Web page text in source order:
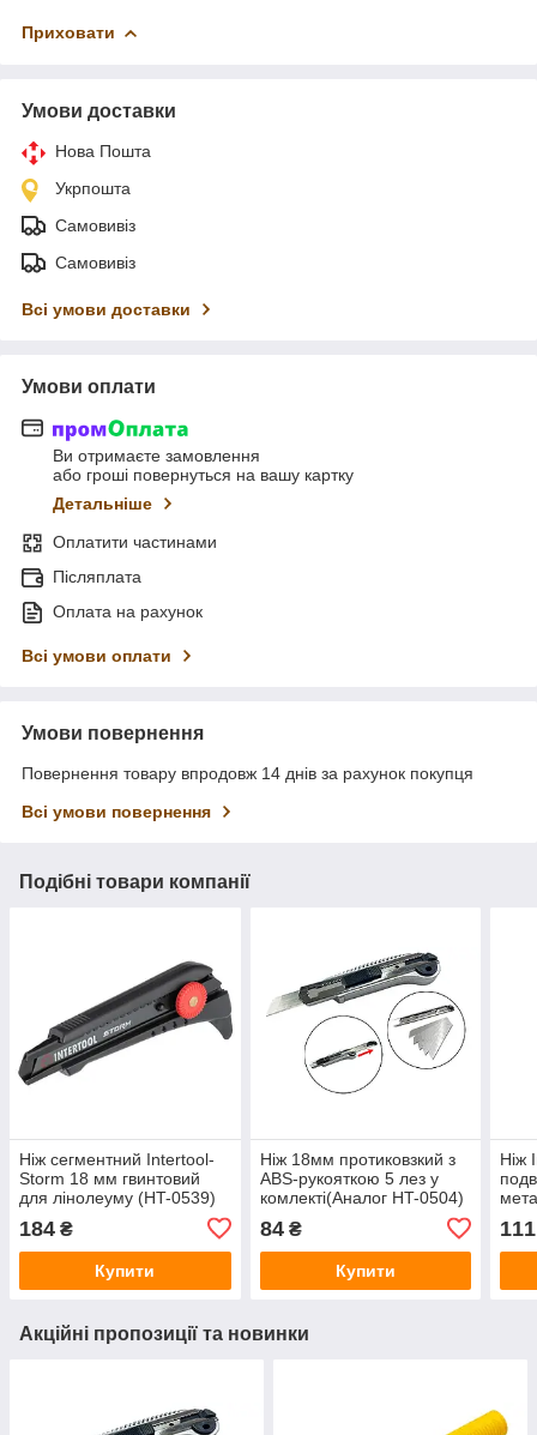
Приховати
Умови доставки
Нова Пошта
Укрпошта
Самовивіз
Самовивіз
Всі умови доставки
Умови оплати
Ви отримаєте замовлення
або гроші повернуться на вашу картку
Детальніше
Оплатити частинами
Післяплата
Оплата на рахунок
Всі умови оплати
Умови повернення
Повернення товару впродовж 14 днів за рахунок покупця
Всі умови повернення
Подібні товари компанії
Ніж сегментний Intertool-
Storm 18 мм гвинтовий
для лінолеуму (HT-0539)
184 ₴
Купити
Ніж 18мм протиковзкий з
ABS‑рукояткою 5 лез у
комлекті(Аналог HT-0504)
84₴
Купити
Ніж
111
Акційні пропозиції та новинки